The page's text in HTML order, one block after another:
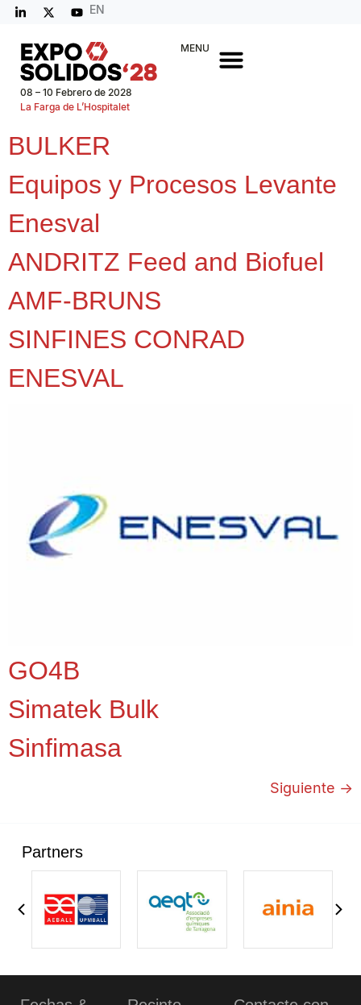
EN
08 – 10 Febrero de 2028
La Farga de L’Hospitalet
MENU
BULKER
Equipos y Procesos Levante
Enesval
ANDRITZ Feed and Biofuel
AMF-BRUNS
SINFINES CONRAD
ENESVAL
GO4B
Simatek Bulk
Sinfimasa
Siguiente →
Partners